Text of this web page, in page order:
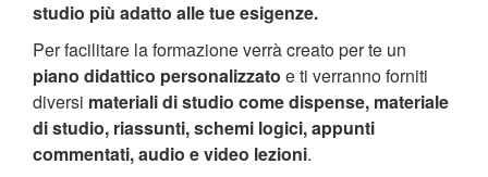
studio più adatto alle tue esigenze.
Per facilitare la formazione verrà creato per te un
piano didattico personalizzato e ti verranno forniti
diversi materiali di studio come dispense, materiale
di studio, riassunti, schemi logici, appunti
commentati, audio e video lezioni.